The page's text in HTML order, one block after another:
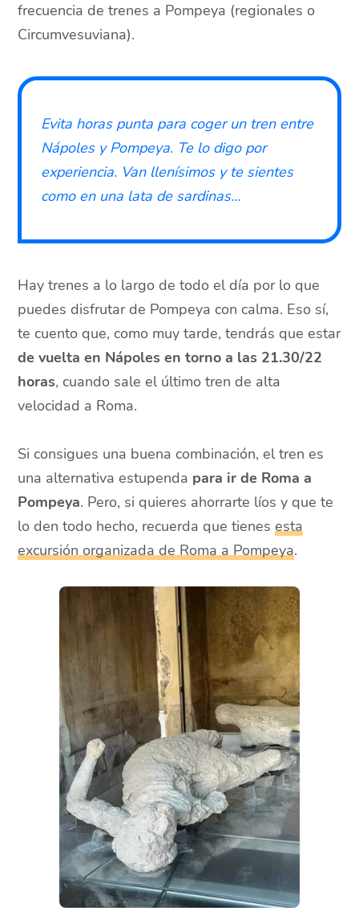
frecuencia de trenes a Pompeya (regionales o
Circumvesuviana).
Evita horas punta para coger un tren entre
Nápoles y Pompeya. Te lo digo por
experiencia. Van llenísimos y te sientes
como en una lata de sardinas…
Hay trenes a lo largo de todo el día por lo que
puedes disfrutar de Pompeya con calma. Eso sí,
te cuento que, como muy tarde, tendrás que estar
de vuelta en Nápoles en torno a las 21.30/22
horas, cuando sale el último tren de alta
velocidad a Roma.
Si consigues una buena combinación, el tren es
una alternativa estupenda para ir de Roma a
Pompeya. Pero, si quieres ahorrarte líos y que te
lo den todo hecho, recuerda que tienesesta
excursión organizada de Roma a Pompeya.